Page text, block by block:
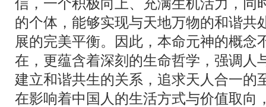
信，一个积极向上、充满生机活力，同
的个体，能够实现与天地万物的和谐共
展的完美平衡。因此，本命元神的概念
在，更蕴含着深刻的生命哲学，强调人
建立和谐共生的关系，追求天人合一的
在影响着中国人的生活方式与价值取向